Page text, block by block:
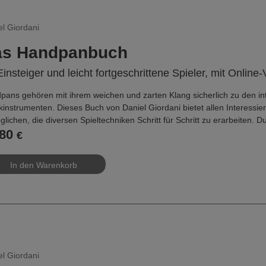
Giordani
Handpanbuch
und leicht fortgeschrittene Spieler, mit Online-
gehören mit ihrem weichen und zarten Klang sicherlich zu den
Dieses Buch von Daniel Giordani bietet allen
die diversen Spieltechniken Schritt für Schritt zu erarbeiten.
man sehr schnell unterschiedliche Rhythmen spielen und diese mit
sehr spannend. Auch für leicht fortgeschrittene Spieler hält das
reichlich Herausforderungen bereit. Sieben schöne
Ausgabe ist auch in englischer Sprache erhältlich:
€
Giordani